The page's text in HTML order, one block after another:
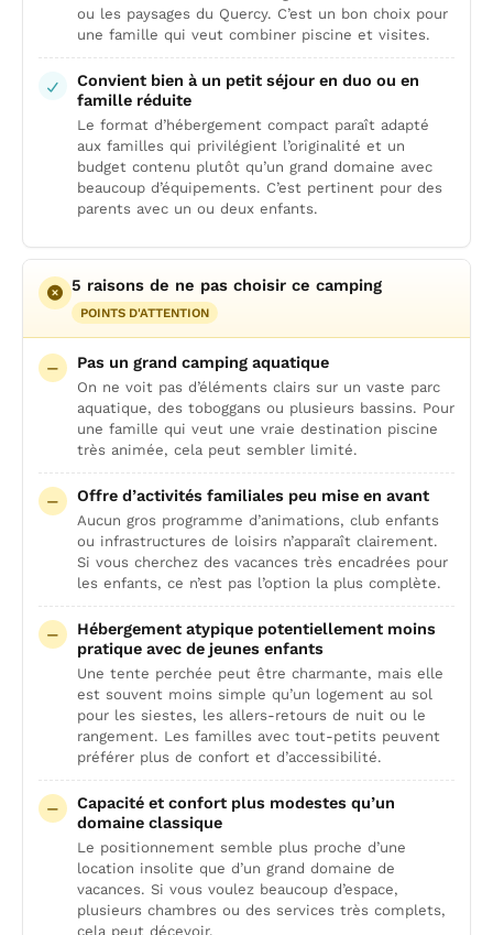
ou les paysages du Quercy. C’est un bon choix pour
une famille qui veut combiner piscine et visites.
Convient bien à un petit séjour en duo ou en
famille réduite
Le format d’hébergement compact paraît adapté
aux familles qui privilégient l’originalité et un
budget contenu plutôt qu’un grand domaine avec
beaucoup d’équipements. C’est pertinent pour des
parents avec un ou deux enfants.
5 raisons de ne pas choisir ce camping
POINTS D'ATTENTION
Pas un grand camping aquatique
On ne voit pas d’éléments clairs sur un vaste parc
aquatique, des toboggans ou plusieurs bassins. Pour
une famille qui veut une vraie destination piscine
très animée, cela peut sembler limité.
Offre d’activités familiales peu mise en avant
Aucun gros programme d’animations, club enfants
ou infrastructures de loisirs n’apparaît clairement.
Si vous cherchez des vacances très encadrées pour
les enfants, ce n’est pas l’option la plus complète.
Hébergement atypique potentiellement moins
pratique avec de jeunes enfants
Une tente perchée peut être charmante, mais elle
est souvent moins simple qu’un logement au sol
pour les siestes, les allers-retours de nuit ou le
rangement. Les familles avec tout-petits peuvent
préférer plus de confort et d’accessibilité.
Capacité et confort plus modestes qu’un
domaine classique
Le positionnement semble plus proche d’une
location insolite que d’un grand domaine de
vacances. Si vous voulez beaucoup d’espace,
plusieurs chambres ou des services très complets,
cela peut décevoir.